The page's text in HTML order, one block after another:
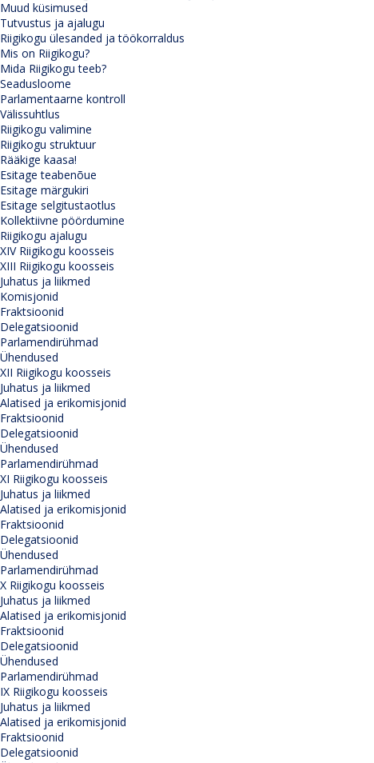
Muud küsimused
Tutvustus ja ajalugu
Riigikogu ülesanded ja töökorraldus
Mis on Riigikogu?
Mida Riigikogu teeb?
Seadusloome
Parlamentaarne kontroll
Välissuhtlus
Riigikogu valimine
Riigikogu struktuur
Rääkige kaasa!
Esitage teabenõue
Esitage märgukiri
Esitage selgitustaotlus
Kollektiivne pöördumine
Riigikogu ajalugu
XIV Riigikogu koosseis
XIII Riigikogu koosseis
Juhatus ja liikmed
Komisjonid
Fraktsioonid
Delegatsioonid
Parlamendirühmad
Ühendused
XII Riigikogu koosseis
Juhatus ja liikmed
Alatised ja erikomisjonid
Fraktsioonid
Delegatsioonid
Ühendused
Parlamendirühmad
XI Riigikogu koosseis
Juhatus ja liikmed
Alatised ja erikomisjonid
Fraktsioonid
Delegatsioonid
Ühendused
Parlamendirühmad
X Riigikogu koosseis
Juhatus ja liikmed
Alatised ja erikomisjonid
Fraktsioonid
Delegatsioonid
Ühendused
Parlamendirühmad
IX Riigikogu koosseis
Juhatus ja liikmed
Alatised ja erikomisjonid
Fraktsioonid
Delegatsioonid